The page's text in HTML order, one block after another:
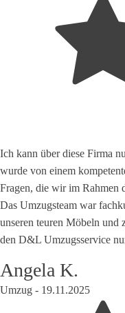
Ich kann über diese Firma
wurde von einem
Fragen, die wir im Rahmen
Das Umzugsteam war
unseren teuren Möbeln
den D&L Umzugsservice
Angela K.
Umzug - 19.11.2025